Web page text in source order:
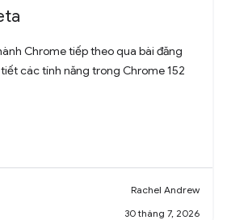
Chrome tiếp theo qua bài đăng
các tính năng trong Chrome 152
Rachel Andrew
30 tháng 7, 2026